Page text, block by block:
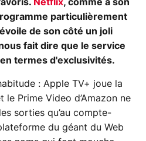
Netflix, comme à son
particulièrement
de son côté un joli
fait dire que le service
termes d'exclusivités.
: Apple TV+ joue la
Prime Video d’Amazon ne
sorties qu’au compte-
du géant du Web